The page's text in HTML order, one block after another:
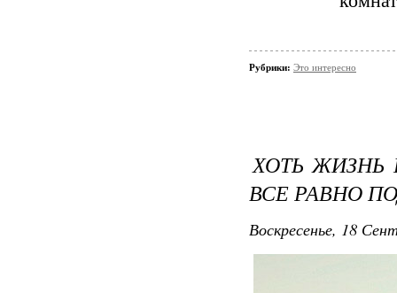
Рубрики: Это интересно
ХОТЬ ЖИЗНЬ
ВСЕ РАВНО
Воскресенье, 18